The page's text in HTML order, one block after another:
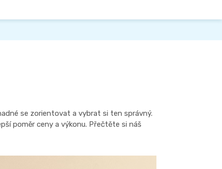
se zorientovat a vybrat si ten správný.
poměr ceny a výkonu. Přečtěte si náš